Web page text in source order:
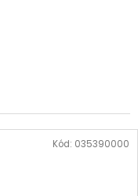
Kód: 035390000